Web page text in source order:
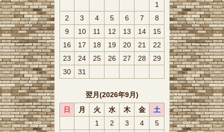
1
2
3 4 5 6 7
8
9
10 11 12 13 14
15
16
17 18 19 20 21
22
23
24 25 26 27 28
29
30
31
翌月(2026年9月)
日
月 火 水 木 金
土
1
2 3 4
5